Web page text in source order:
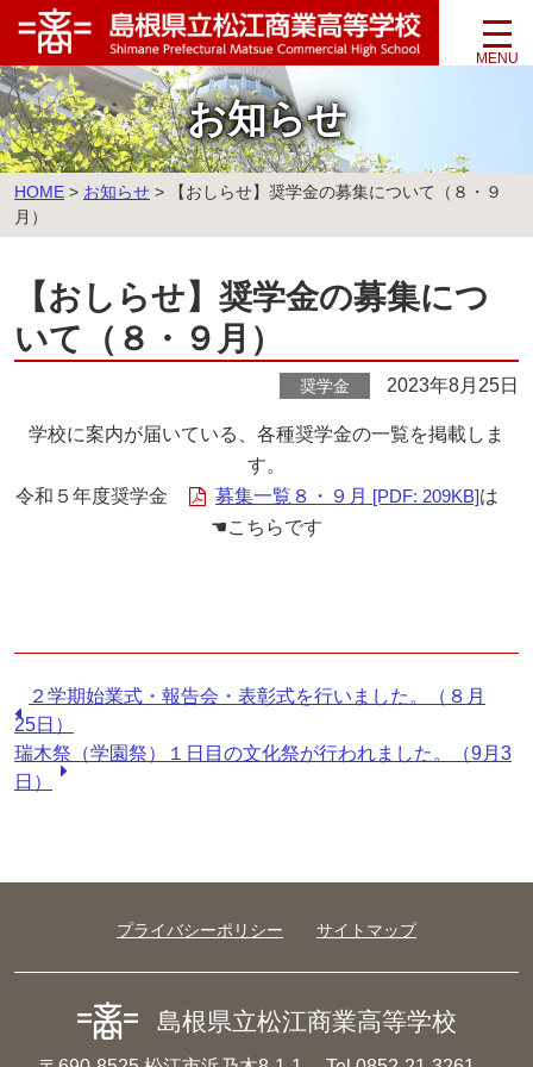
このページの本文へ
お知らせ
こ
の
ペ
位
置:
HOME > お知らせ >
【おしらせ】奨学金の募集について（８・９
月）
【おしらせ】奨学金の募集につ
いて（８・９月）
奨学金 2023年8月25日
学校に案内が届いている、各種奨学金の一覧を掲載しま
す。
令和５年度奨学金
募集一覧８・９月 [PDF: 209KB]は
☚こちらです
の
記
事：
２学期始業式・報告会・表彰式を行いました。（８月
25日）
次
の
瑞木祭（学園祭）１日目の文化祭が行われました。（9月3
日）
プライバシーポリシー サイトマップ
島根県立松江商業高等学校